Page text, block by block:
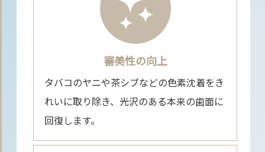
審美性の向上
タバコのヤニや茶シブなどの色素沈着をき
れいに取り除き、光沢のある本来の歯面に
回復します。